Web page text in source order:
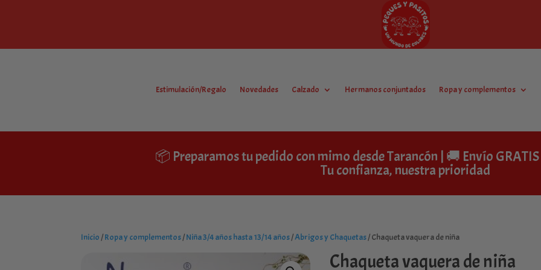
Estimulación/Regalo Novedades Calzado Hermanos conjuntados Ropa y complementos
📦 Preparamos tu pedido con mimo desde Tarancón | 🚚 Envío GRATIS
Tu confianza, nuestra prioridad
Inicio /Ropa y complementos/Niña 3/4 años hasta 13/14 años/Abrigos y Chaquetas/ Chaqueta vaquera de niña
Chaqueta vaquera de niña